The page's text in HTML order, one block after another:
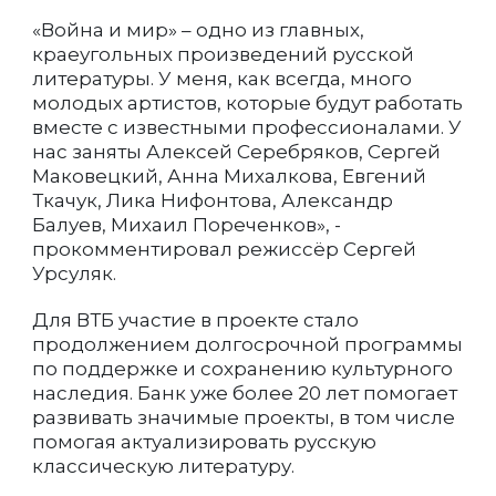
«Война и мир» – одно из главных,
краеугольных произведений русской
литературы. У меня, как всегда, много
молодых артистов, которые будут работать
вместе с известными профессионалами. У
нас заняты Алексей Серебряков, Сергей
Маковецкий, Анна Михалкова, Евгений
Ткачук, Лика Нифонтова, Александр
Балуев, Михаил Пореченков», -
прокомментировал режиссёр Сергей
Урсуляк.
Для ВТБ участие в проекте стало
продолжением долгосрочной программы
по поддержке и сохранению культурного
наследия. Банк уже более 20 лет помогает
развивать значимые проекты, в том числе
помогая актуализировать русскую
классическую литературу.